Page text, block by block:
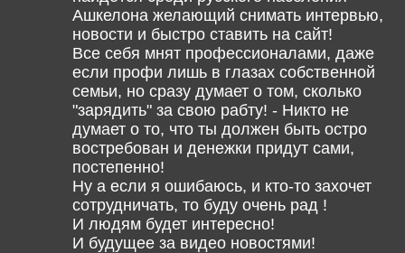
Ашкелона желающий снимать интервью,
новости и быстро ставить на сайт!
Все себя мнят профессионалами, даже
если профи лишь в глазах собственной
семьи, но сразу думает о том, сколько
"зарядить" за свою рабту! - Никто не
думает о то, что ты должен быть остро
востребован и денежки придут сами,
постепенно!
Ну а если я ошибаюсь, и кто-то захочет
сотрудничать, то буду очень рад !
И людям будет интересно!
И будущее за видео новостями!